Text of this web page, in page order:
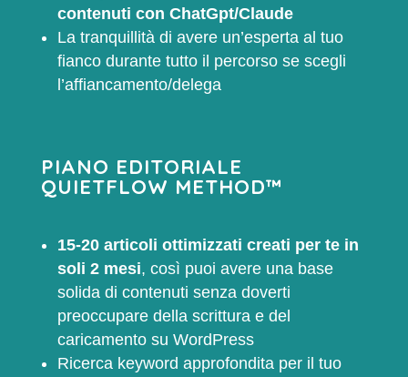
contenuti con ChatGpt/Claude
La tranquillità di avere un’esperta al tuo
fianco durante tutto il percorso se scegli
l’affiancamento/delega
PIANO EDITORIALE
QUIETFLOW METHOD™
15-20 articoli ottimizzati creati per te in
soli 2 mesi, così puoi avere una base
solida di contenuti senza doverti
preoccupare della scrittura e del
caricamento su WordPress
Ricerca keyword approfondita per il tuo